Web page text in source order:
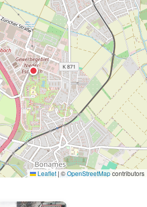
Leaflet |©OpenStreetMapcontributors